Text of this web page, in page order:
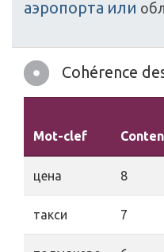
аэропорта или
Cohérence
Mot-clef
цена 8
такси 7